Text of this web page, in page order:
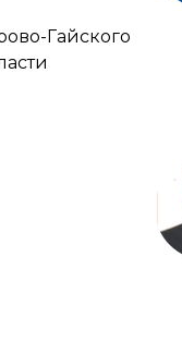
Гайского